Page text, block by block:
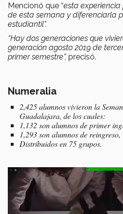
Mencionó que “esta
de esta semana y diferenciarla
estudiantil".
“Hay dos generaciones que
generación agosto 2019 de
primer semestre”, precisó.
Numeralia
2,425 alumnos vivieron la
Guadalajara, de los cuales:
1,132 son alumnos de primer
1,293 son alumnos de reingreso,
Distribuidos en 75 grupos.